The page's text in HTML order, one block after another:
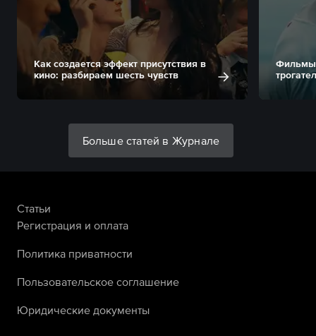
Как создается эффект присутствия в
кино: разбираем шесть чувств
Фильмы
Больше статей в Журнале
Статьи
Регистрация и оплата
Политика приватности
Пользовательское соглашение
Юридические документы